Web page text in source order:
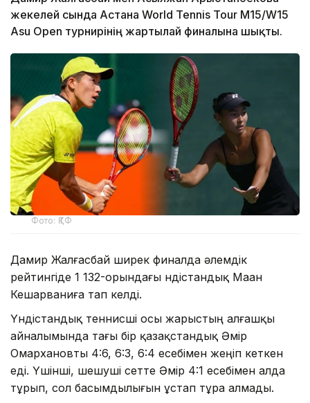
жекелей сында Астана World Tennis Tour M15/W15
Asu Open турнирінің жартылай финалына шықты.
Фото: ҚТФ
Дамир Жалғасбай ширек финалда әлемдік
рейтингіде 1 132-орындағы үндістандық Маан
Кешарваниға тап келді.
Үндістандық теннисші осы жарыстың алғашқы
айналымында тағы бір қазақстандық Әмір
Омархановты 4:6, 6:3, 6:4 есебімен жеңіп кеткен
еді. Үшінші, шешуші сетте Әмір 4:1 есебімен алда
тұрып, сол басымдылығын ұстап тұра алмады.